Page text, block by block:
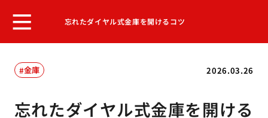
忘れたダイヤル式金庫を開けるコツ
2026.03.26
金庫
忘れたダイヤル式金庫を開ける